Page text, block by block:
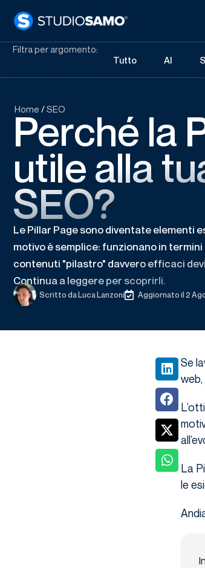
Filtra per argomento:
Tutto
AI
Home /SEO
Perché la
utile alla
SEO?
Le Pillar Page sono diventate elementi
motivo è semplice: funzionano in
contenuti "pilastro" davvero efficaci
Continua a leggere per scoprirli.
Scritto daLuca Lanzoni Aggiornato il 2
Se
La
le